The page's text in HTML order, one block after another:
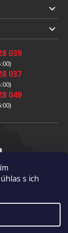
s ich
039
037
049